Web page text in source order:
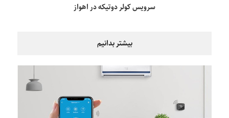
سرویس کولر دوتیکه در اهواز
بیشتر بدانیم